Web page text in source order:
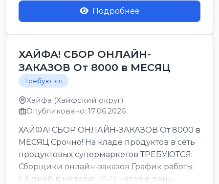
Подробнее
ХАЙФА! СБОР ОНЛАЙН-
ЗАКАЗОВ От 8000 в МЕСЯЦ
Требуются
Хайфа (Хайфский округ)
Опубликовано: 17.06.2026
ХАЙФА! СБОР ОНЛАЙН-ЗАКАЗОВ От 8000 в
МЕСЯЦ Срочно! На кладе продуктов в сеть
продуктовых супермаркетов ТРЕБУЮТСЯ:
Сборщики онлайн-заказов График работы:
5 6 дней в неделю, 10-12 часов в день.